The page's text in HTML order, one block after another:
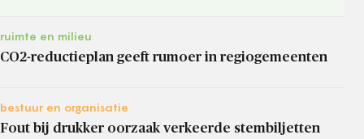
ruimte en milieu
CO2-reductieplan geeft rumoer in regiogemeenten
bestuur en organisatie
Fout bij drukker oorzaak verkeerde stembiljetten